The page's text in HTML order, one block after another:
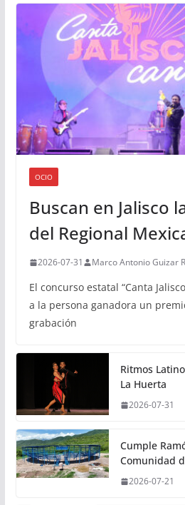
OCIO
Buscan en Jalisco
del Regional
2026-07-31 Marco Antonio Guizar
El concurso estatal “Canta
a la persona ganadora un
grabación
Ritmos
La Huerta
2026-07-31
Cumple
Comunidad
2026-07-21